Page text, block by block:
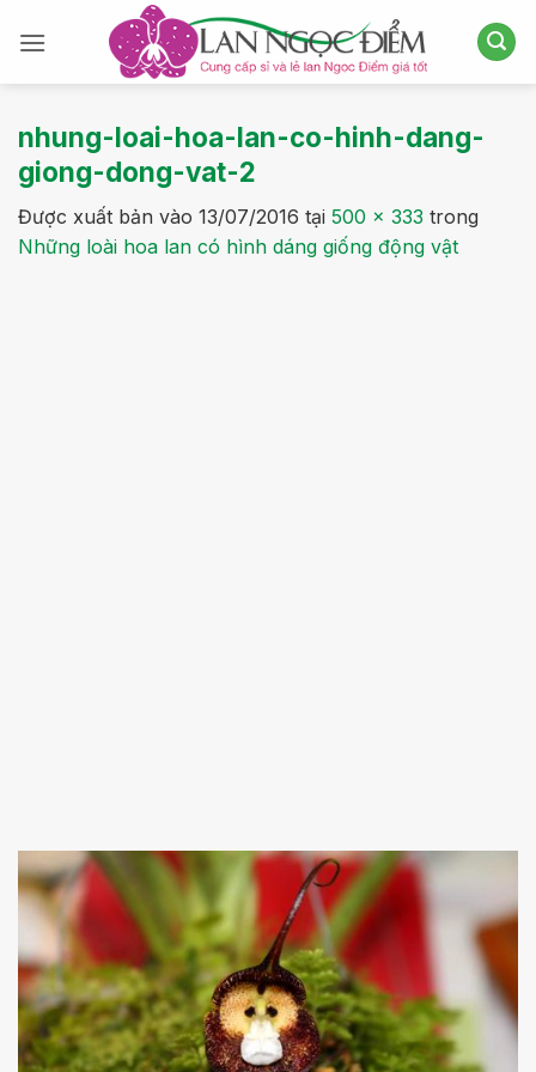
qua
nhung-loai-hoa-lan-co-hinh-dang-
giong-dong-vat-2
Được xuất bản vào 13/07/2016 tại 500 × 333 trong
Những loài hoa lan có hình dáng giống động vật